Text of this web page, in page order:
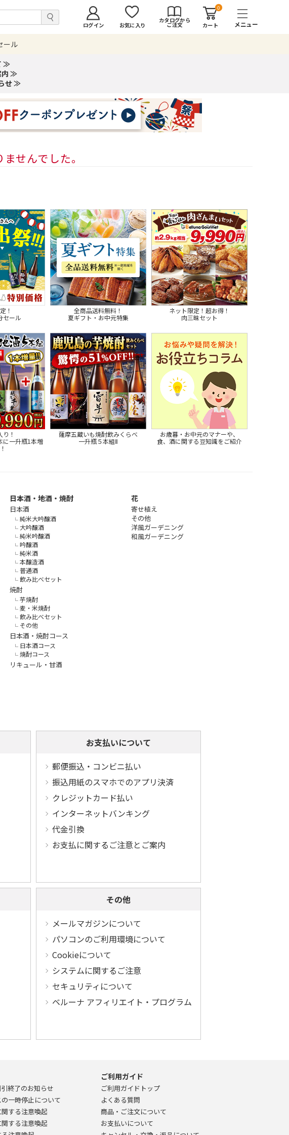
ログイン お気に入り
カタログから
ご注文
0
カート
ール
≫
内 ≫
せ ≫
せんでした。
！
セール
全商品送料無料！
夏ギフト・お中元特集
ネット限定！超お得！
肉三昧セット
り！
に一升瓶1本増
薩摩五蔵いも焼酎飲みくらべ
一升瓶５本組Ⅱ
お歳暮・お中元のマナーや、
食、酒に関する豆知識をご紹介
日本酒・地酒・焼酎
日本酒
純米大吟醸酒
大吟醸酒
純米吟醸酒
吟醸酒
純米酒
本醸造酒
普通酒
飲み比べセット
焼酎
芋焼酎
麦・米焼酎
飲み比べセット
その他
日本酒・焼酎コース
日本酒コース
焼酎コース
リキュール・甘酒
花
寄せ植え
その他
洋風ガーデニング
和風ガーデニング
お支払いについて
郵便振込・コンビニ払い
振込用紙のスマホでのアプリ決済
クレジットカード払い
インターネットバンキング
代金引換
お支払に関するご注意とご案内
その他
メールマガジンについて
パソコンのご利用環境について
Cookieについて
システムに関するご注意
セキュリティについて
ベルーナ アフィリエイト・プログラム
終了のお知らせ
一時停止について
する注意喚起
する注意喚起
ご利用ガイド
ご利用ガイドトップ
よくある質問
商品・ご注文について
お支払いについて